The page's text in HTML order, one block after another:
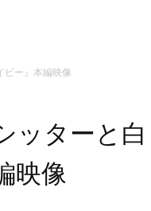
ビー』本編映像
ッターと白
映像